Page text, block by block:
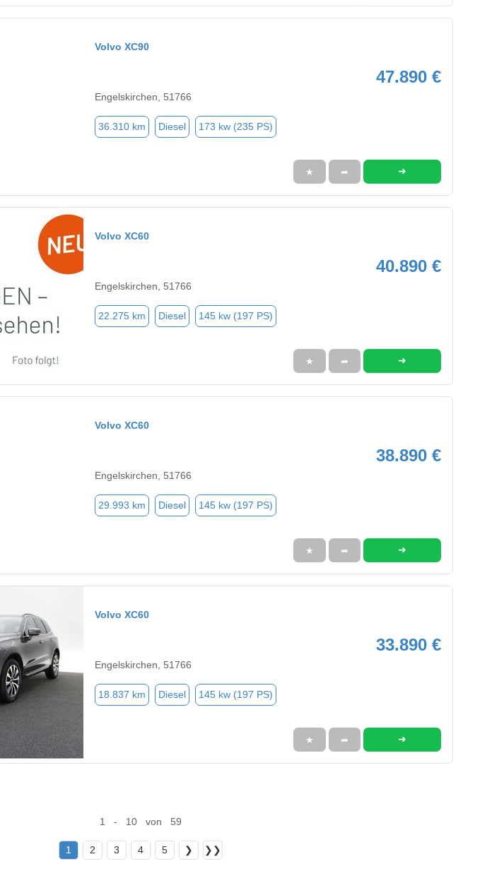
Volvo XC90
47.890 €
Engelskirchen, 51766
36.310 km Diesel 173 kw (235 PS)
★ ➦ ➜
Volvo XC60
40.890 €
Engelskirchen, 51766
22.275 km Diesel 145 kw (197 PS)
★ ➦ ➜
Volvo XC60
38.890 €
Engelskirchen, 51766
29.993 km Diesel 145 kw (197 PS)
★ ➦ ➜
Volvo XC60
33.890 €
Engelskirchen, 51766
18.837 km Diesel 145 kw (197 PS)
★ ➦ ➜
1 - 10 von 59
1 2 3 4 5 ❯ ❯❯